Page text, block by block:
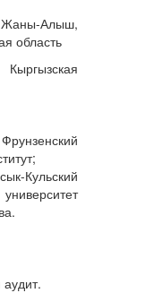
Жаны-Алыш,
область
аудит.